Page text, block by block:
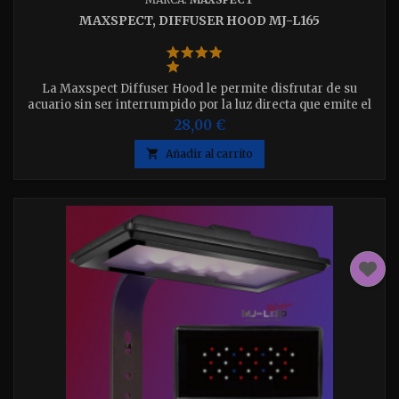
MAXSPECT, DIFFUSER HOOD MJ-L165
La Maxspect Diffuser Hood le permite disfrutar de su
acuario sin ser interrumpido por la luz directa que emite el
L165. Ofrece dos piezas de difusoras desmontables. Tiene
dos lados diferentes
28,00 €
 Añadir al carrito